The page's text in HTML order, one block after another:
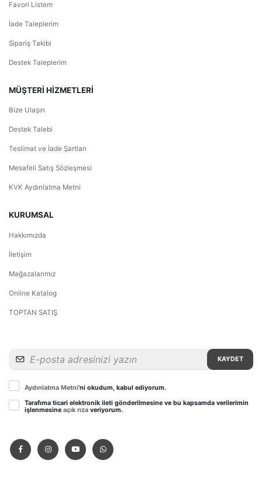
Favori Listem
İade Taleplerim
Sipariş Takibi
Destek Taleplerim
MÜŞTERİ HİZMETLERİ
Bize Ulaşın
Destek Talebi
Teslimat ve İade Şartları
Mesafeli Satış Sözleşmesi
KVK Aydınlatma Metni
KURUMSAL
Hakkımızda
İletişim
Mağazalarımız
Online Katalog
TOPTAN SATIŞ
KAYDET
Aydınlatma Metni’ni okudum, kabul ediyorum.
Tarafıma ticari elektronik ileti gönderilmesine ve bu kapsamda verilerimin
işlenmesine açık rıza veriyorum.